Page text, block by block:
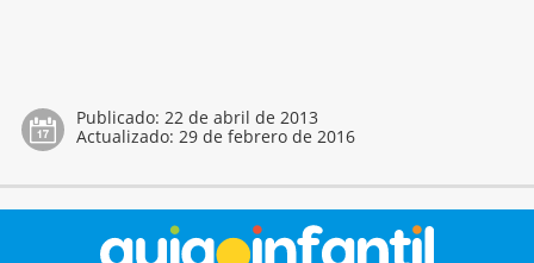
Publicado: 22 de abril de 2013
Actualizado: 29 de febrero de 2016